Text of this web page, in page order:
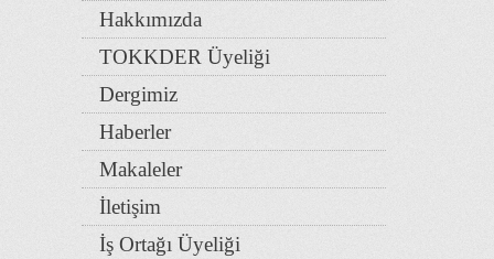
Hakkımızda
TOKKDER Üyeliği
Dergimiz
Haberler
Makaleler
İletişim
İş Ortağı Üyeliği